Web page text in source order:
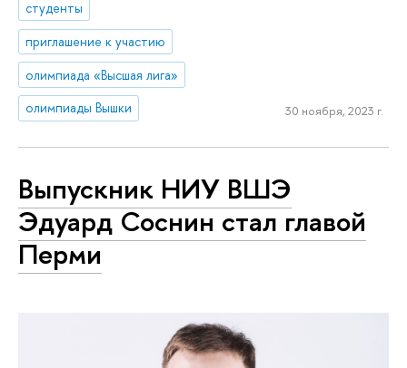
студенты
приглашение к участию
олимпиада «Высшая лига»
олимпиады Вышки
30 ноября, 2023 г.
Выпускник НИУ ВШЭ
Эдуард Соснин стал главой
Перми